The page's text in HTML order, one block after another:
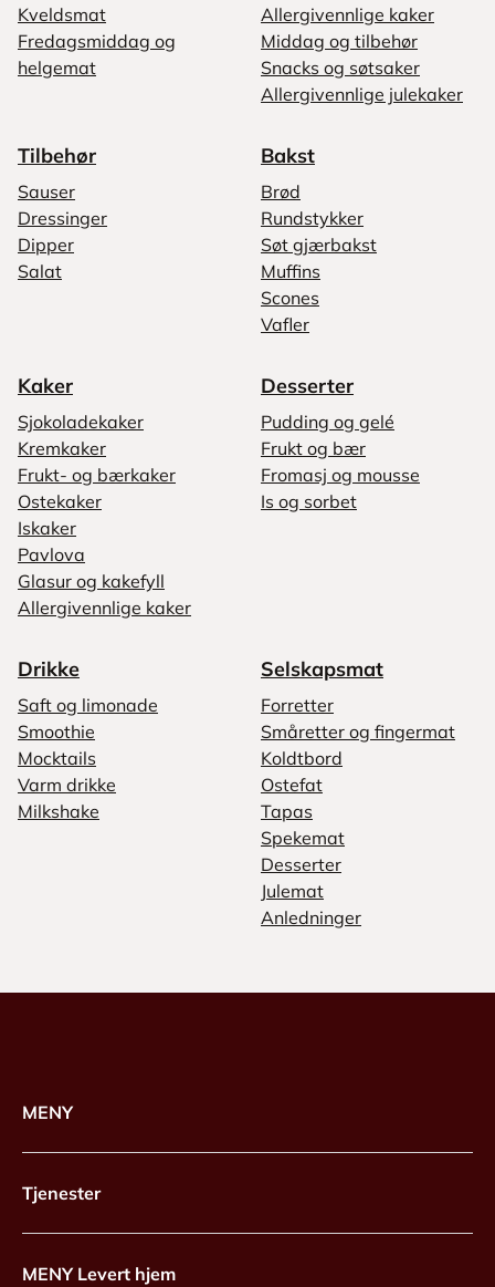
Kveldsmat
Fredagsmiddag og
helgemat
Allergivennlige kaker
Middag og tilbehør
Snacks og søtsaker
Allergivennlige julekaker
Tilbehør
Sauser
Dressinger
Dipper
Salat
Bakst
Brød
Rundstykker
Søt gjærbakst
Muffins
Scones
Vafler
Kaker
Sjokoladekaker
Kremkaker
Frukt- og bærkaker
Ostekaker
Iskaker
Pavlova
Glasur og kakefyll
Allergivennlige kaker
Desserter
Pudding og gelé
Frukt og bær
Fromasj og mousse
Is og sorbet
Drikke
Saft og limonade
Smoothie
Mocktails
Varm drikke
Milkshake
Selskapsmat
Forretter
Småretter og fingermat
Koldtbord
Ostefat
Tapas
Spekemat
Desserter
Julemat
Anledninger
MENY
Tjenester
MENY Levert hjem